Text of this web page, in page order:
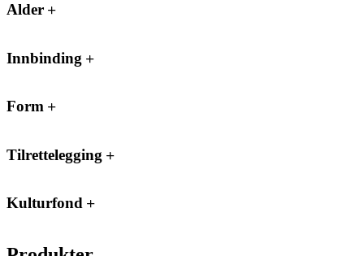
Alder
Innbinding
Form
Tilrettelegging
Kulturfond